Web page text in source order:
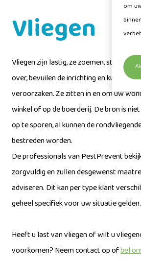
Vliegen
Vliegen zijn lastig, ze zoemen, steken,
over, bevuilen de inrichting en kunnen
veroorzaken. Ze zitten in en om uw
winkel of op de boerderij. De bron is
op te sporen, al kunnen de
bestreden worden.
De professionals van PestPrevent
zorgvuldig en zullen desgewenst
adviseren. Dit kan per type klant
geheel specifiek voor uw situatie gelden.
Heeft u last van vliegen of wilt u
voorkomen? Neem contact op ofbel
om